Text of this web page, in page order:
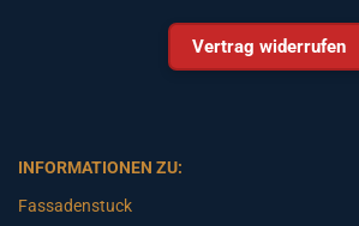
Vertrag widerrufen
INFORMATIONEN ZU:
Fassadenstuck